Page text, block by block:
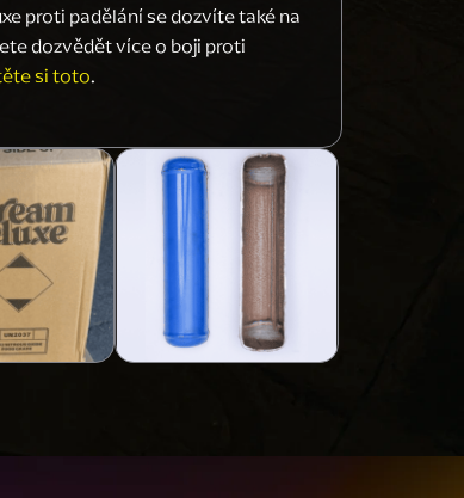
proti padělání se dozvíte také na
dozvědět více o boji proti
si toto.